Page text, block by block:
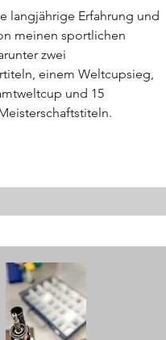
langjährige Erfahrung und
meinen sportlichen
zwei
einem Weltcupsieg,
und 15